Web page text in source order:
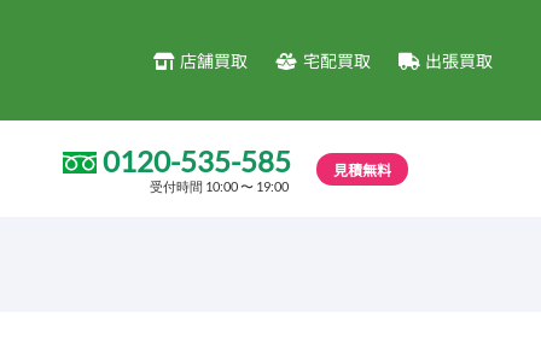
店舗買取 宅配買取 出張買取
0120-535-585
受付時間 10:00 〜 19:00
見積無料